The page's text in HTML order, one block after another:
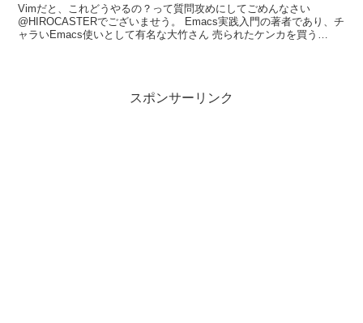
Vimだと、これどうやるの？って質問攻めにしてごめんなさい
@HIROCASTERでございませう。 Emacs実践入門の著者であり、チ
ャラいEmacs使いとして有名な大竹さん 売られたケンカを買う
スポンサーリンク